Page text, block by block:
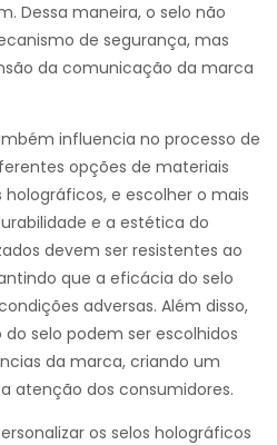
Dessa maneira, o selo não
de segurança, mas
da comunicação da marca
influencia no processo de
opções de materiais
e escolher o mais
e a estética do
devem ser resistentes ao
que a eficácia do selo
adversas. Além disso,
selo podem ser escolhidos
da marca, criando um
atenção dos consumidores.
os selos holográficos